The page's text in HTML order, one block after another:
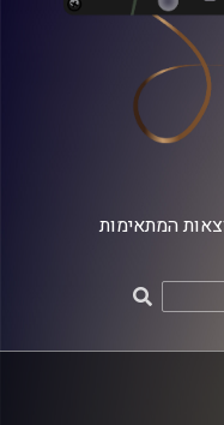
המתאימות